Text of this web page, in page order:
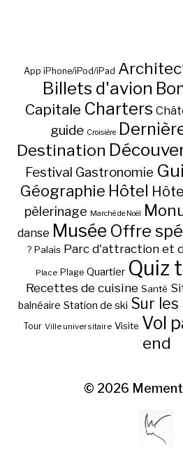
App iPhone/iPod/iPad
Billets d'avion
Capitale Charters
guide Croisière
Destination
Festival Gastronomie
Géographie Hôtel
pèlerinage Marché de Noël
danse Musée Offre
? Palais Parc d'attraction et
Place Plage Quartier Quiz
Recettes de cuisine Santé
balnéaire Station de ski Sur les
Tour Ville universitaire Visite Vol
end
© 2026